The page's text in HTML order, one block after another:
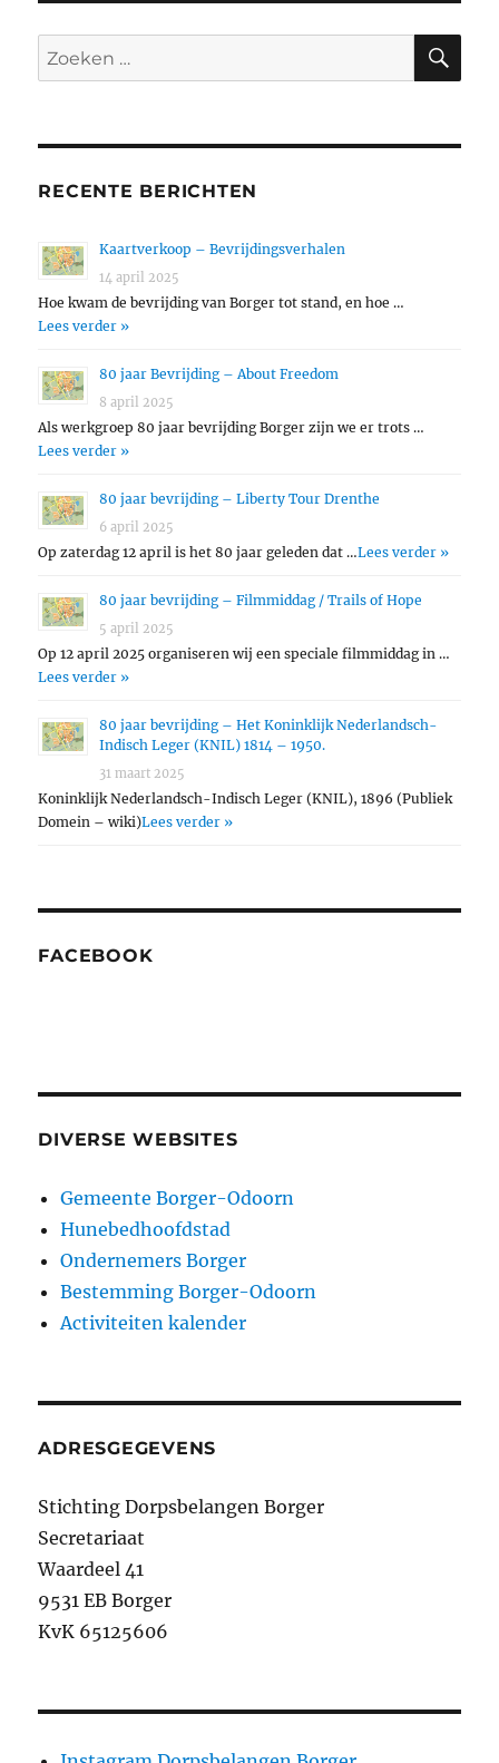
Zoeken
naar:
RECENTE BERICHTEN
Kaartverkoop – Bevrijdingsverhalen
14 april 2025
Hoe kwam de bevrijding van Borger tot stand, en hoe …
Lees verder »
80 jaar Bevrijding – About Freedom
8 april 2025
Als werkgroep 80 jaar bevrijding Borger zijn we er trots …
Lees verder »
80 jaar bevrijding – Liberty Tour Drenthe
6 april 2025
Op zaterdag 12 april is het 80 jaar geleden dat …Lees verder »
80 jaar bevrijding – Filmmiddag / Trails of Hope
5 april 2025
Op 12 april 2025 organiseren wij een speciale filmmiddag in …
Lees verder »
80 jaar bevrijding – Het Koninklijk Nederlandsch-
Indisch Leger (KNIL) 1814 – 1950.
31 maart 2025
Koninklijk Nederlandsch-Indisch Leger (KNIL), 1896 (Publiek
Domein – wiki)Lees verder »
FACEBOOK
DIVERSE WEBSITES
Gemeente Borger-Odoorn
Hunebedhoofdstad
Ondernemers Borger
Bestemming Borger-Odoorn
Activiteiten kalender
ADRESGEGEVENS
Stichting Dorpsbelangen Borger
Secretariaat
Waardeel 41
9531 EB Borger
KvK 65125606